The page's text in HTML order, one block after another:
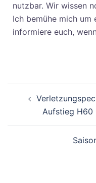
nutzbar. Wir wissen
Ich bemühe mich um
informiere euch,
Aufstieg H60